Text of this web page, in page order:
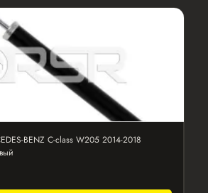
BENZ C-class W205 2014-2018